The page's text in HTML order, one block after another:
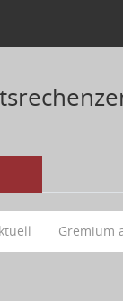
Gremium